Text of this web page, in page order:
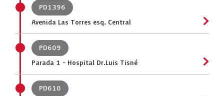
PD1396
Avenida Las Torres esq. Central
PD609
Parada 1 - Hospital Dr.Luis Tisné
PD610